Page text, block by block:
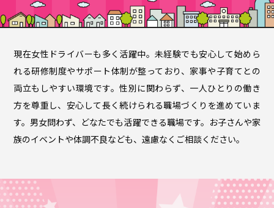
現在女性ドライバーも多く活躍中。未経験でも安心して始めら
れる研修制度やサポート体制が整っており、家事や子育てとの
両立もしやすい環境です。性別に関わらず、一人ひとりの働き
方を尊重し、安心して長く続けられる職場づくりを進めていま
す。男女問わず、どなたでも活躍できる職場です。お子さんや家
族のイベントや体調不良なども、遠慮なくご相談ください。